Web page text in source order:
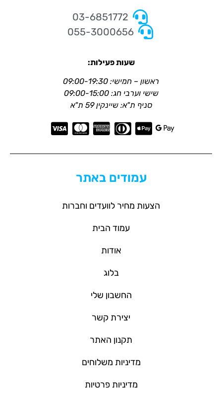
03-6851772
055-3000656
שעות פעילות:
ראשון – חמישי: 09:00-19:30
שישי וערבי חג: 09:00-15:00
סניף ת"א: שיינקין 59 ת"א
עמודים באתר
הצעות מחיר לוועדים וחברות
עמוד הבית
אודות
בלוג
החשבון שלי
יצירת קשר
תקנון האתר
מדיניות משלוחים
מדיניות פרטיות